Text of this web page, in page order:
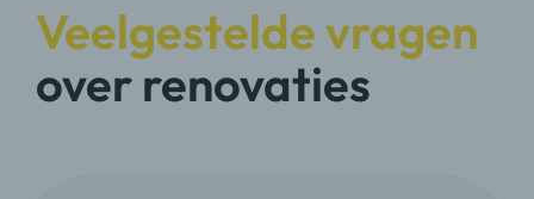
Veelgestelde vragen
over renovaties